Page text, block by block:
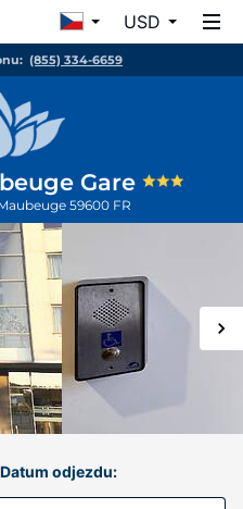
USD
(855) 334-6659
Gare
59600 FR
Datum odjezdu: